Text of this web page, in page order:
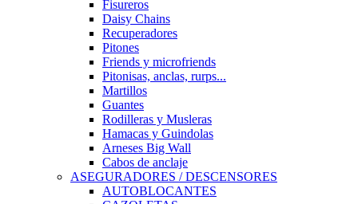
Fisureros
Daisy Chains
Recuperadores
Pitones
Friends y microfriends
Pitonisas, anclas, rurps...
Martillos
Guantes
Rodilleras y Musleras
Hamacas y Guindolas
Arneses Big Wall
Cabos de anclaje
ASEGURADORES / DESCENSORES
AUTOBLOCANTES